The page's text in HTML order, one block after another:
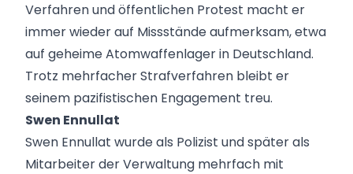
Verfahren und öffentlichen Protest macht er
immer wieder auf Missstände aufmerksam, etwa
auf geheime Atomwaffenlager in Deutschland.
Trotz mehrfacher Strafverfahren bleibt er
seinem pazifistischen Engagement treu.
Swen Ennullat
Swen Ennullat wurde als Polizist und später als
Mitarbeiter der Verwaltung mehrfach mit